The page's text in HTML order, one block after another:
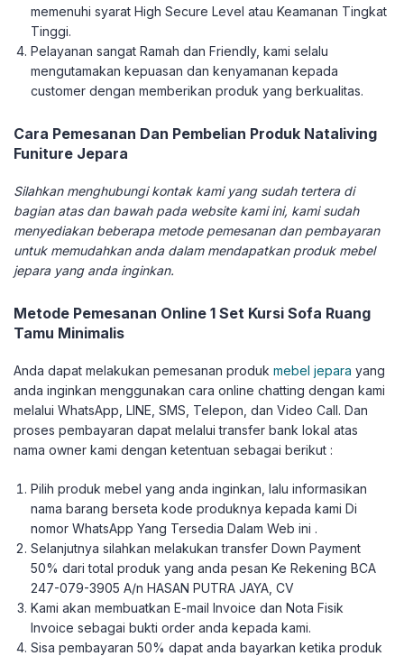
memenuhi syarat High Secure Level atau Keamanan Tingkat
Tinggi.
Pelayanan sangat Ramah dan Friendly, kami selalu
mengutamakan kepuasan dan kenyamanan kepada
customer dengan memberikan produk yang berkualitas.
Cara Pemesanan Dan Pembelian Produk Nataliving
Funiture Jepara
Silahkan menghubungi kontak kami yang sudah tertera di
bagian atas dan bawah pada website kami ini, kami sudah
menyediakan beberapa metode pemesanan dan pembayaran
untuk memudahkan anda dalam mendapatkan produk mebel
jepara yang anda inginkan.
Metode Pemesanan Online 1 Set Kursi Sofa Ruang
Tamu Minimalis
Anda dapat melakukan pemesanan produk mebel jepara yang
anda inginkan menggunakan cara online chatting dengan kami
melalui WhatsApp, LINE, SMS, Telepon, dan Video Call. Dan
proses pembayaran dapat melalui transfer bank lokal atas
nama owner kami dengan ketentuan sebagai berikut :
Pilih produk mebel yang anda inginkan, lalu informasikan
nama barang berseta kode produknya kepada kami Di
nomor WhatsApp Yang Tersedia Dalam Web ini .
Selanjutnya silahkan melakukan transfer Down Payment
50% dari total produk yang anda pesan Ke Rekening BCA
247-079-3905 A/n HASAN PUTRA JAYA, CV
Kami akan membuatkan E-mail Invoice dan Nota Fisik
Invoice sebagai bukti order anda kepada kami.
Sisa pembayaran 50% dapat anda bayarkan ketika produk